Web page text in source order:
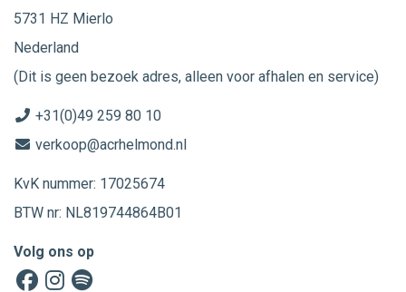
5731 HZ Mierlo
Nederland
(Dit is geen bezoek adres, alleen voor afhalen en service)
+31(0)49 259 80 10
verkoop@acrhelmond.nl
KvK nummer: 17025674
BTW nr: NL819744864B01
Volg ons op